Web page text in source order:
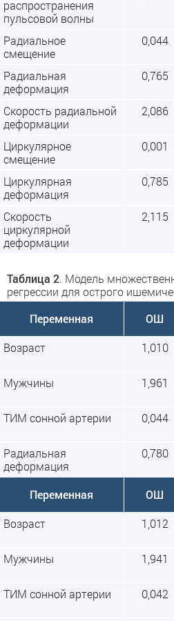
распространения
пульсовой волны
Радиальное
смещение
0,044
Радиальная
деформация
0,765
Скорость радиальной
деформации
2,086
Циркулярное
смещение
0,001
Циркулярная
деформация
0,785
Скорость
циркулярной
деформации
2,115
Таблица 2. Модель
регрессии для острого
Переменная
ОШ
Возраст
1,010
Мужчины 1,961
ТИМ сонной артерии 0,044
Радиальная
деформация
0,780
Переменная ОШ
Возраст
1,012
Мужчины 1,941
ТИМ сонной артерии 0,042